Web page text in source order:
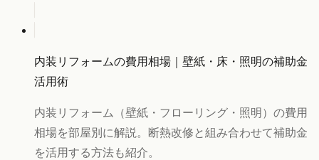
内装リフォームの費用相場｜壁紙・床・照明の補助金
活用術
内装リフォーム（壁紙・フローリング・照明）の費用
相場を部屋別に解説。断熱改修と組み合わせて補助金
を活用する方法も紹介。